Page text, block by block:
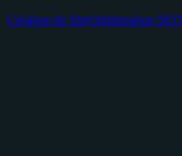
Création de SiteOptimisation SEO